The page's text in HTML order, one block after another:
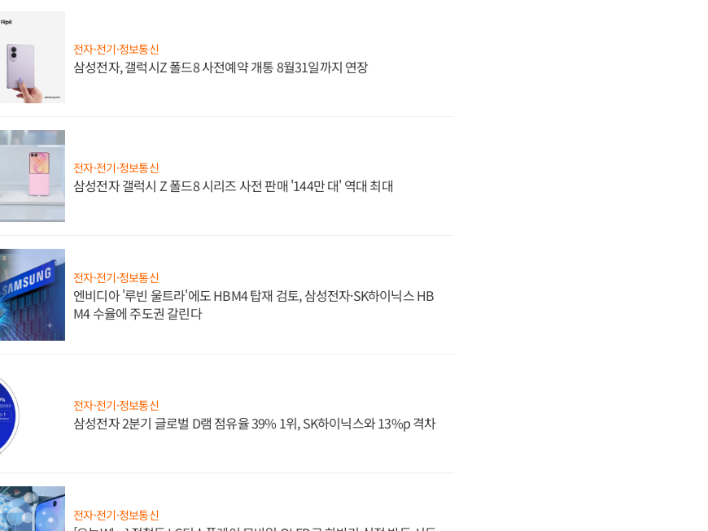
전자·전기·정보통신
삼성전자, 갤럭시Z 폴드8 사전예약 개통 8월31일까지 연장
전자·전기·정보통신
삼성전자 갤럭시 Z 폴드8 시리즈 사전 판매 '144만 대' 역대 최대
전자·전기·정보통신
엔비디아 '루빈 울트라'에도 HBM4 탑재 검토, 삼성전자·SK하이닉스 HB
M4 수율에 주도권 갈린다
전자·전기·정보통신
삼성전자 2분기 글로벌 D램 점유율 39% 1위, SK하이닉스와 13%p 격차
전자·전기·정보통신